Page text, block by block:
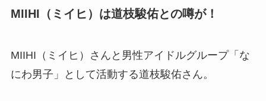
MIIHI（ミイヒ）は道枝駿佑との噂が！
MIIHI（ミイヒ）さんと男性アイドルグループ「な
にわ男子」として活動する道枝駿佑さん。